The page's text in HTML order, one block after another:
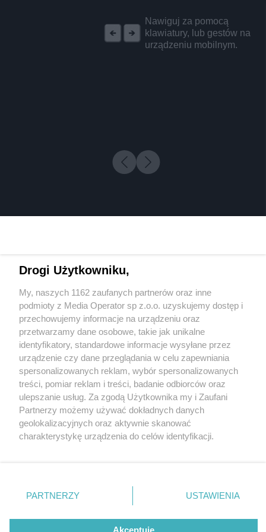
Nawiguj za pomocą
klawiatury, lub gestów na
urządzeniu mobilnym.
2 / 0
Wydawca mediów lokalnych
Nie zapomnij
zapoznać się z:
polityką prywatności regulamin korzystania z portali
Twojemiasto
Piekary Śląskie
Chorzów
Tarnowskie Góry
Gliwice
Skontakuj sięz nami
Kontakt
Wydawca
Redakcja
Drogi Użytkowniku,
My, naszych 1162 zaufanych partnerów oraz inne
podmioty z Media Operator sp z.o.o. uzyskujemy dostęp i
przechowujemy informacje na urządzeniu oraz
przetwarzamy dane osobowe, takie jak unikalne
identyfikatory, standardowe informacje wysyłane przez
urządzenie czy dane przeglądania w celu zapewniania
spersonalizowanych reklam, wybór spersonalizowanych
treści, pomiar reklam i treści, badanie odbiorców oraz
ulepszanie usług. Za zgodą Użytkownika my i Zaufani
Partnerzy możemy używać dokładnych danych
geolokalizacyjnych oraz aktywnie skanować
charakterystykę urządzenia do celów identyfikacji.
zmienić/wycofać klikając przycisk ustawień prywatności
znajdujący się w lewym dolnym rogu strony
rodzaje przetwarzania danych nie wymagają zgody
użytkownika, ale masz prawo sprzeciwić się takiemu
PARTNERZY USTAWIENIA
Akceptuję